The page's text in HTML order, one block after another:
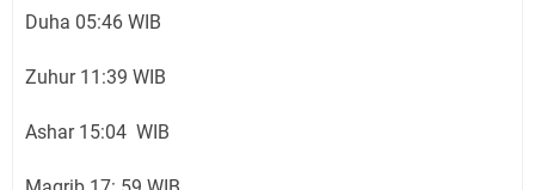
Duha 05:46 WIB
Zuhur 11:39 WIB
Ashar 15:04 WIB